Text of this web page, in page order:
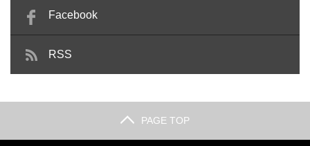
Facebook
RSS
PAGE TOP